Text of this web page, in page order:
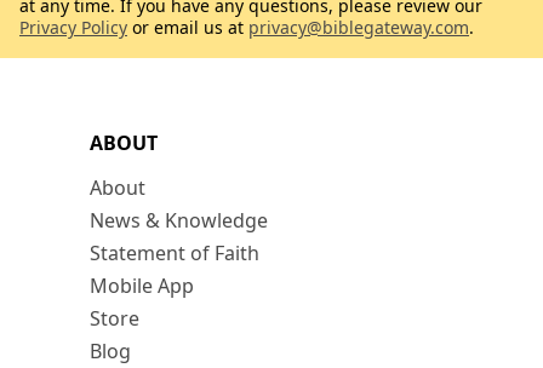
ABOUT
About
News & Knowledge
Statement of Faith
Mobile App
Store
Blog
at any time. If you have any questions, please review our
Privacy Policy or email us at privacy@biblegateway.com.